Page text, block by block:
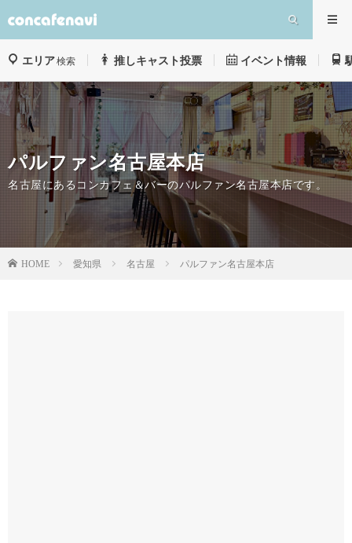
エリア検索 推しキャスト投票 イベント情報
パルファン名古屋本店
名古屋にあるコンカフェ＆バーのパルファン名古屋本店です。
HOME 愛知県 名古屋 パルファン名古屋本店